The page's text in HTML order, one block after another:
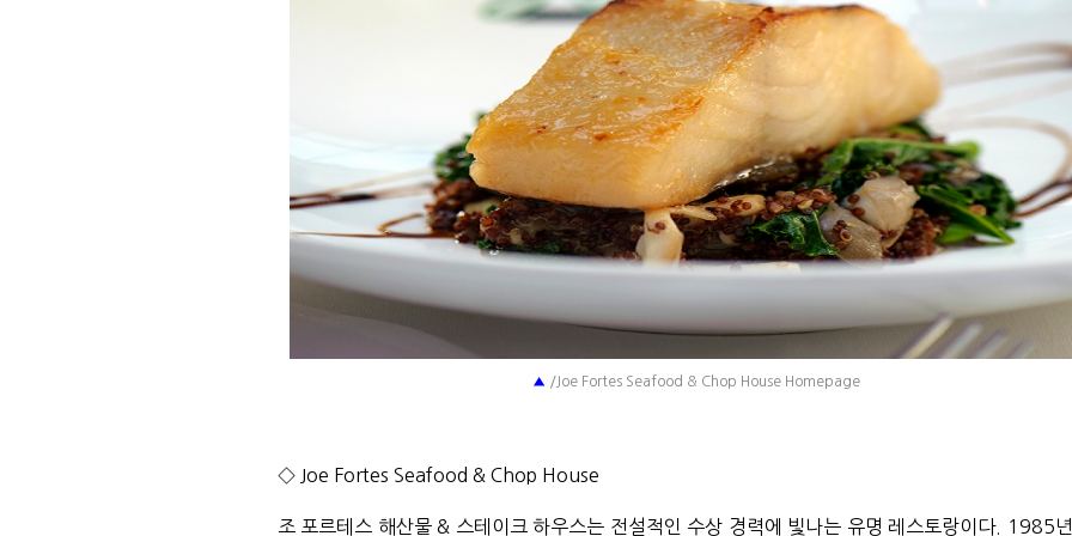
▲ /Joe Fortes Seafood & Chop House Homepage
◇ Joe Fortes Seafood & Chop House
조 포르테스 해산물 & 스테이크 하우스는 전설적인 수상 경력에 빛나는 유명 레스토랑이다. 1985